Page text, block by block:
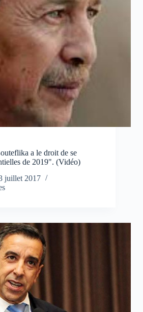
a le droit de se
de 2019". (Vidéo)
juillet 2017